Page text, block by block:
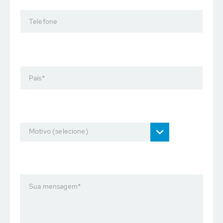
Telefone
País*
Motivo (selecione)
Sua mensagem*